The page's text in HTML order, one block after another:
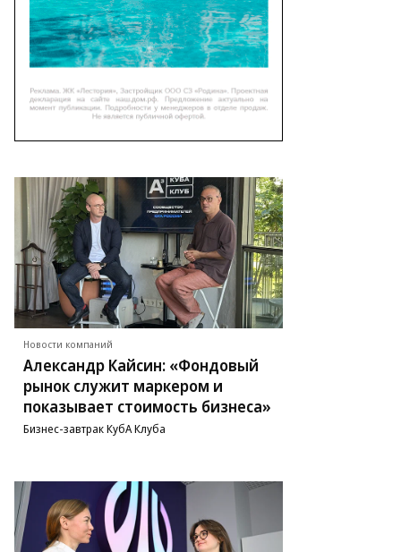
Новости компаний
Александр Кайсин: «Фондовый
рынок служит маркером и
показывает стоимость бизнеса»
Бизнес-завтрак КубА Клуба